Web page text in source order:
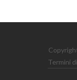
Termini